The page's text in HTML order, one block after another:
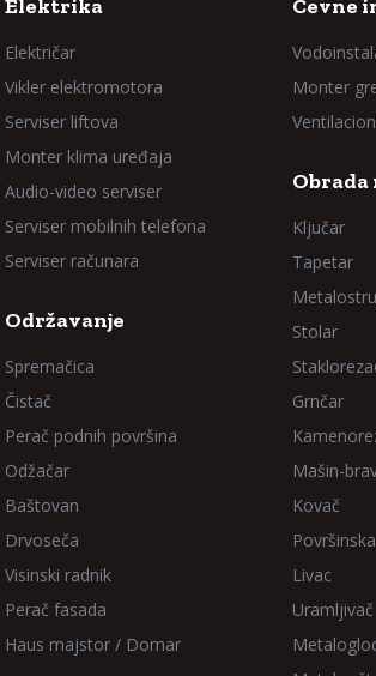
Elektrika
Električar
Vikler elektromotora
Serviser liftova
Monter klima uređaja
Audio-video serviser
Serviser mobilnih telefona
Serviser računara
Održavanje
Spremačica
Čistač
Perač podnih površina
Odžačar
Baštovan
Drvoseča
Visinski radnik
Perač fasada
Haus majstor / Domar
Cevne
Monter
Ključar
Tapetar
Stolar
Grnčar
Mašin-
Kovač
Livac
Uramljivač